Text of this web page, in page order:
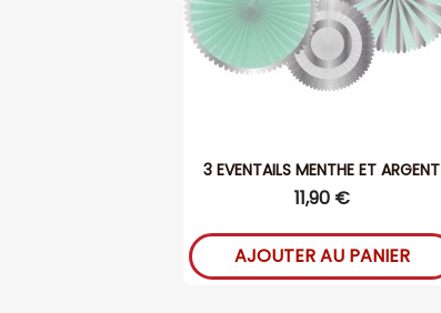
3 EVENTAILS MENTHE ET ARGENT
11,90 €
AJOUTER AU PANIER